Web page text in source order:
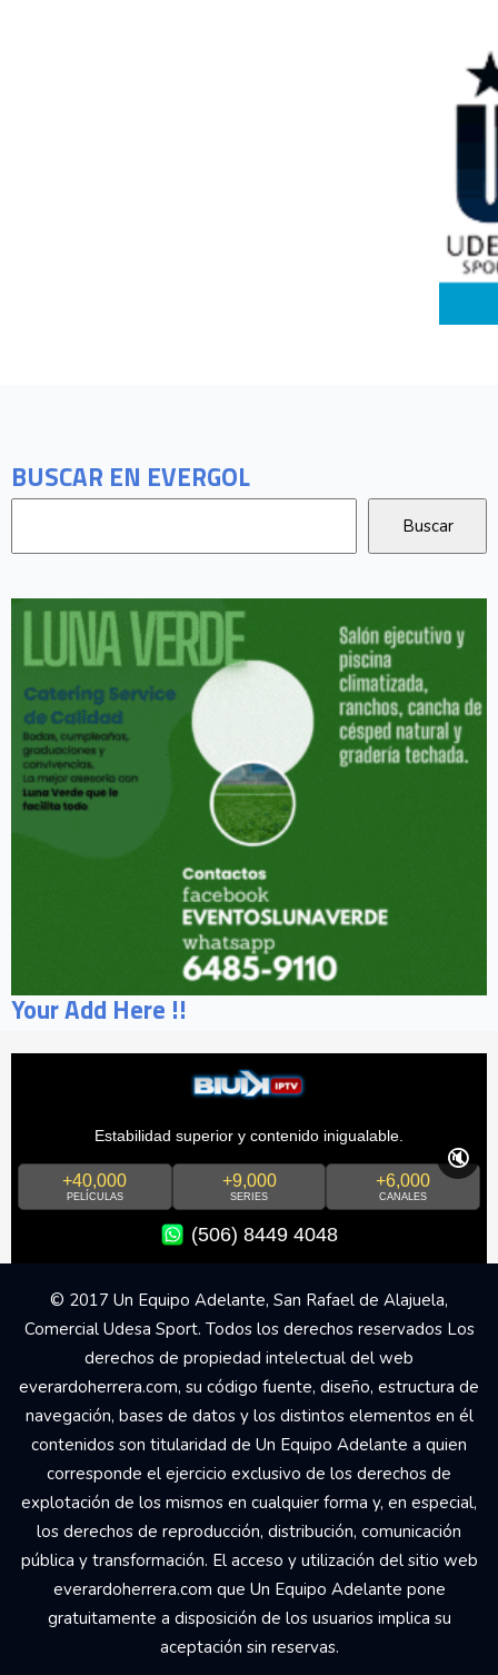
BUSCAR EN EVERGOL
Your Add Here !!
Estabilidad superior y contenido inigualable.
+40,000
PELÍCULAS
+9,000
SERIES
+6,000
CANALES
(506) 8449 4048
🔇
© 2017 Un Equipo Adelante, San Rafael de Alajuela,
Comercial Udesa Sport. Todos los derechos reservados Los
derechos de propiedad intelectual del web
everardoherrera.com, su código fuente, diseño, estructura de
navegación, bases de datos y los distintos elementos en él
contenidos son titularidad de Un Equipo Adelante a quien
corresponde el ejercicio exclusivo de los derechos de
explotación de los mismos en cualquier forma y, en especial,
los derechos de reproducción, distribución, comunicación
pública y transformación. El acceso y utilización del sitio web
everardoherrera.com que Un Equipo Adelante pone
gratuitamente a disposición de los usuarios implica su
aceptación sin reservas.